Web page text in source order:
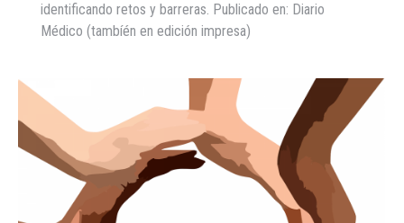
identificando retos y barreras. Publicado en: Diario
Médico (tambíén en edición impresa)